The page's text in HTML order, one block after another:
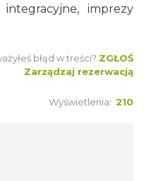
imprezy
błąd w treści? ZGŁOŚ
Zarządzaj rezerwacją
Wyświetlenia: 210